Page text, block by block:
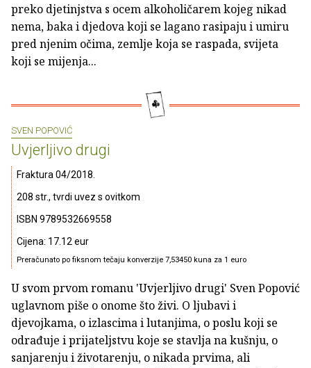
preko djetinjstva s ocem alkoholičarem kojeg nikad
nema, baka i djedova koji se lagano rasipaju i umiru
pred njenim očima, zemlje koja se raspada, svijeta
koji se mijenja...
SVEN POPOVIĆ
Uvjerljivo drugi
Fraktura 04/2018.
208 str., tvrdi uvez s ovitkom
ISBN 9789532669558
Cijena: 17.12 eur
Preračunato po fiksnom tečaju konverzije 7,53450 kuna za 1 euro
U svom prvom romanu 'Uvjerljivo drugi' Sven Popović
uglavnom piše o onome što živi. O ljubavi i
djevojkama, o izlascima i lutanjima, o poslu koji se
odrađuje i prijateljstvu koje se stavlja na kušnju, o
sanjarenju i životarenju, o nikada prvima, ali